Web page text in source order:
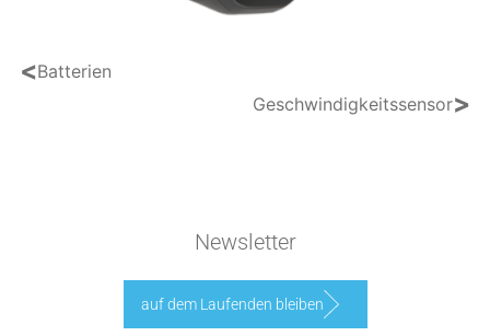
<Batterien
Geschwindigkeitssensor>
Newsletter
auf dem Laufenden bleiben